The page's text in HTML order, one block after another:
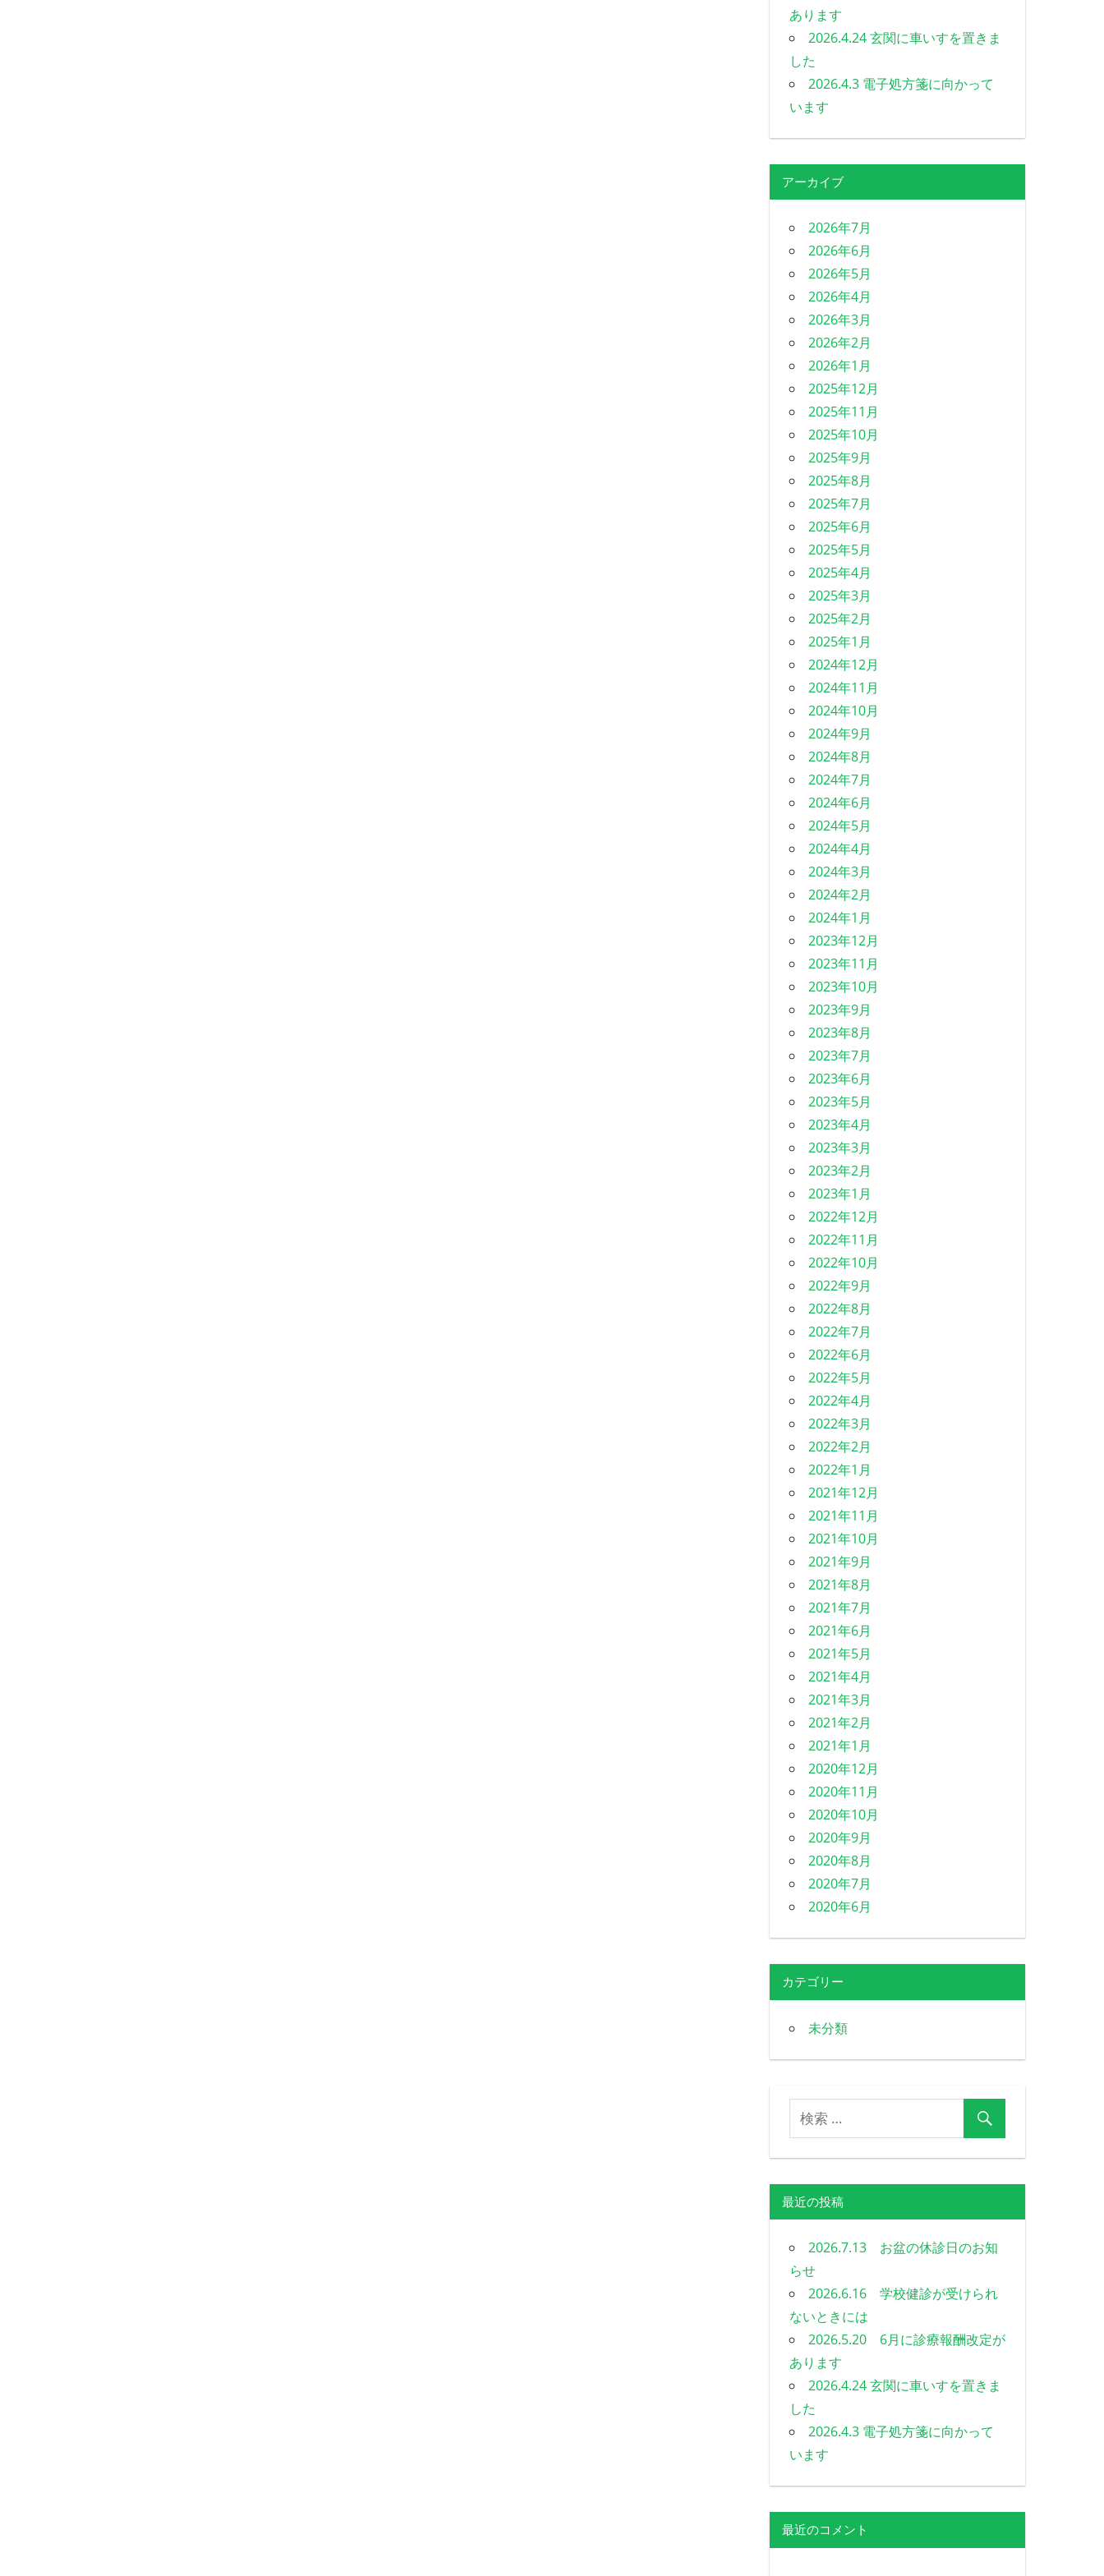
あります
2026.4.24 玄関に車いすを置きま
した
2026.4.3 電子処方箋に向かって
います
アーカイブ
2026年7月
2026年6月
2026年5月
2026年4月
2026年3月
2026年2月
2026年1月
2025年12月
2025年11月
2025年10月
2025年9月
2025年8月
2025年7月
2025年6月
2025年5月
2025年4月
2025年3月
2025年2月
2025年1月
2024年12月
2024年11月
2024年10月
2024年9月
2024年8月
2024年7月
2024年6月
2024年5月
2024年4月
2024年3月
2024年2月
2024年1月
2023年12月
2023年11月
2023年10月
2023年9月
2023年8月
2023年7月
2023年6月
2023年5月
2023年4月
2023年3月
2023年2月
2023年1月
2022年12月
2022年11月
2022年10月
2022年9月
2022年8月
2022年7月
2022年6月
2022年5月
2022年4月
2022年3月
2022年2月
2022年1月
2021年12月
2021年11月
2021年10月
2021年9月
2021年8月
2021年7月
2021年6月
2021年5月
2021年4月
2021年3月
2021年2月
2021年1月
2020年12月
2020年11月
2020年10月
2020年9月
2020年8月
2020年7月
2020年6月
カテゴリー
未分類
最近の投稿
2026.7.13 お盆の休診日のお知
らせ
2026.6.16 学校健診が受けられ
ないときには
2026.5.20 6月に診療報酬改定が
あります
2026.4.24 玄関に車いすを置きま
した
2026.4.3 電子処方箋に向かって
います
最近のコメント